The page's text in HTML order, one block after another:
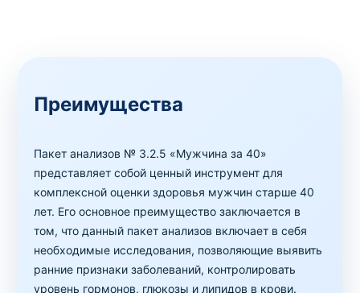
Преимущества
Пакет анализов № 3.2.5 «Мужчина за 40»
представляет собой ценный инструмент для
комплексной оценки здоровья мужчин старше 40
лет. Его основное преимущество заключается в
том, что данный пакет анализов включает в себя
необходимые исследования, позволяющие выявить
ранние признаки заболеваний, контролировать
уровень гормонов, глюкозы и липидов в крови.